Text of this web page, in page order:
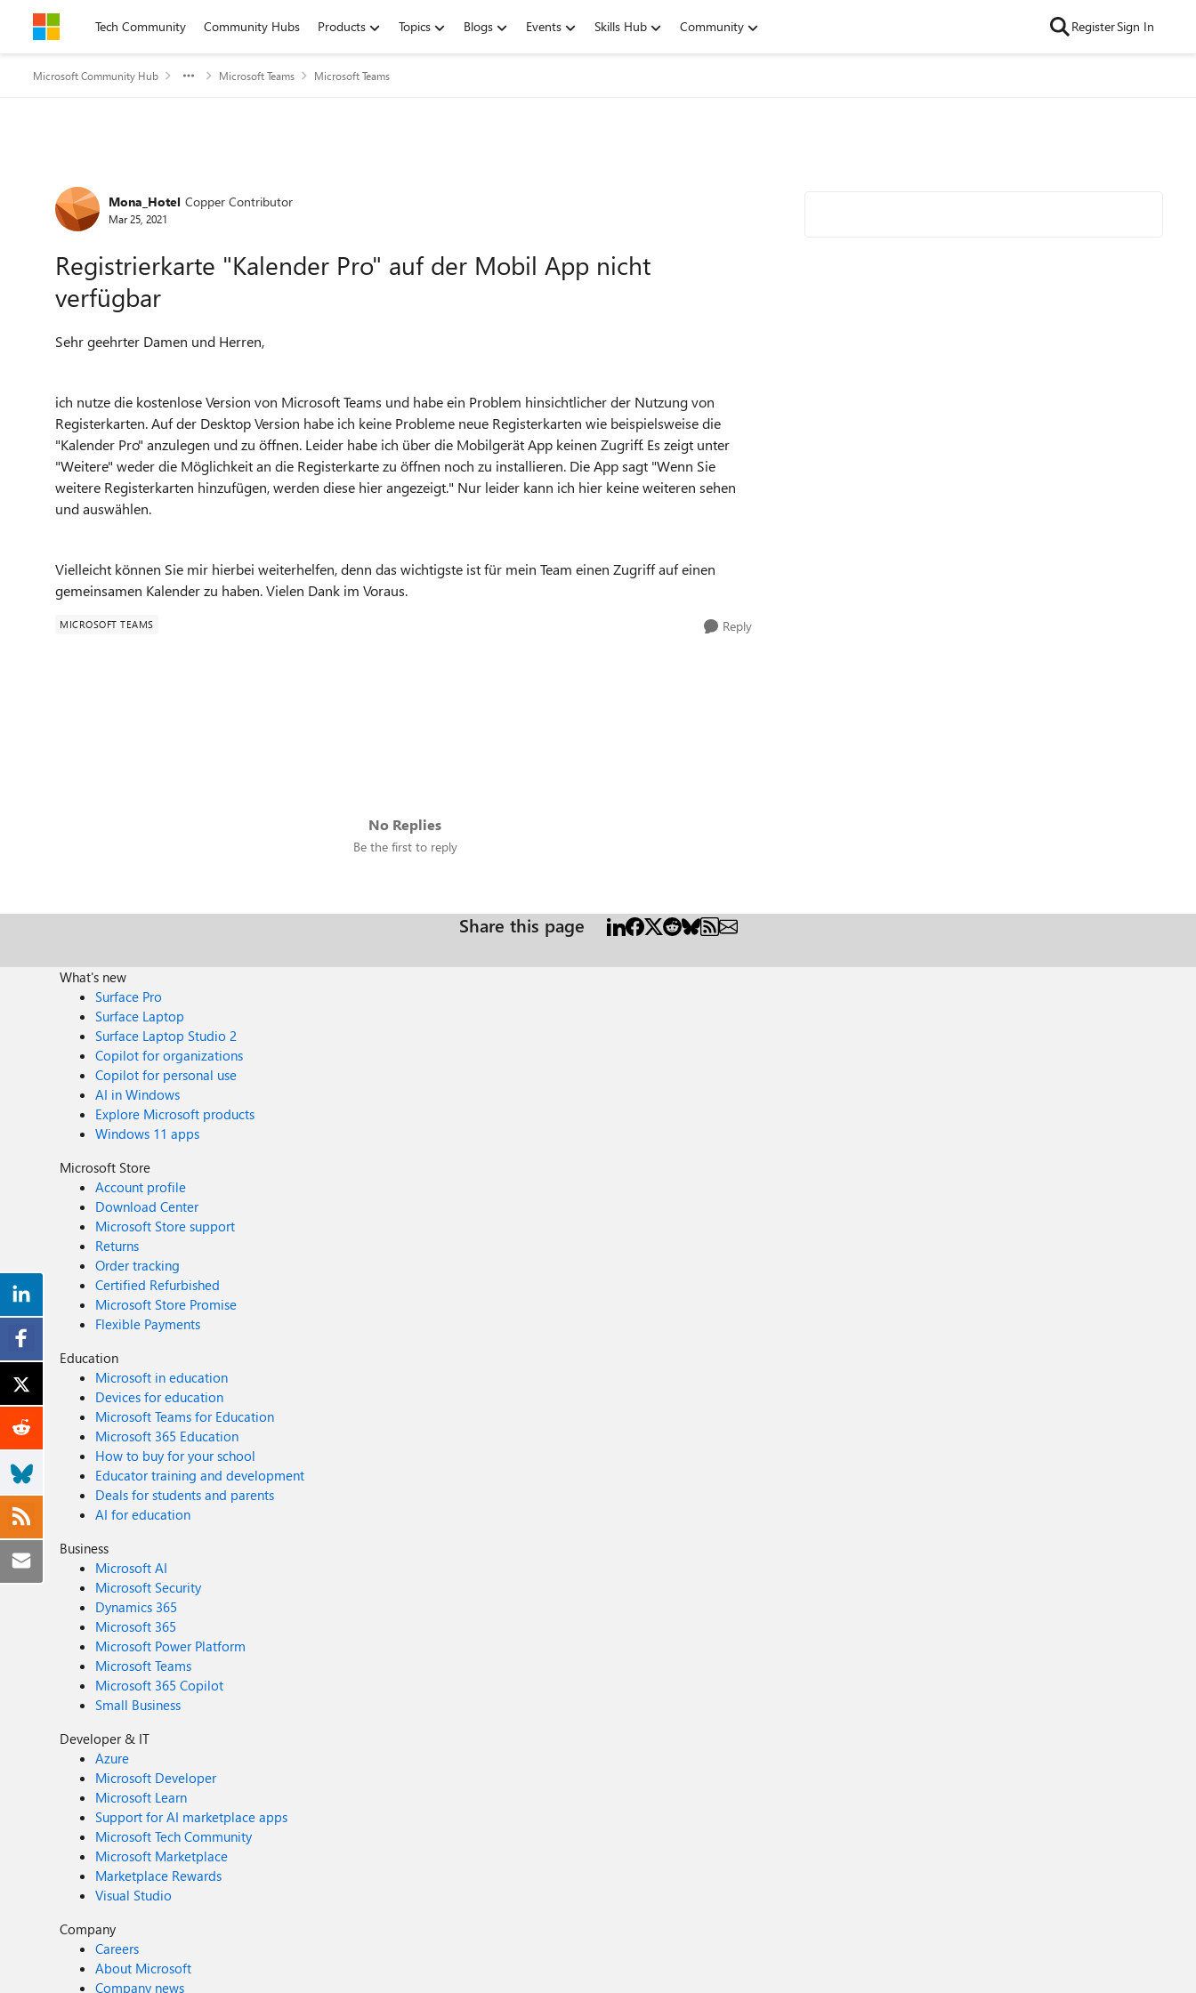
Skip to contentTech Community Community Hubs Products Topics Blogs Events Skills Hub Community RegisterSign In
Microsoft Community Hub Microsoft Teams Microsoft Teams
Forum Discussion
Mona_Hotel Copper Contributor
Mar 25, 2021
Registrierkarte "Kalender Pro" auf der Mobil App nicht
verfügbar
Sehr geehrter Damen und Herren,
ich nutze die kostenlose Version von Microsoft Teams und habe ein Problem hinsichtlicher der Nutzung von
Registerkarten. Auf der Desktop Version habe ich keine Probleme neue Registerkarten wie beispielsweise die
"Kalender Pro" anzulegen und zu öffnen. Leider habe ich über die Mobilgerät App keinen Zugriff. Es zeigt unter
"Weitere" weder die Möglichkeit an die Registerkarte zu öffnen noch zu installieren. Die App sagt "Wenn Sie
weitere Registerkarten hinzufügen, werden diese hier angezeigt." Nur leider kann ich hier keine weiteren sehen
und auswählen.
Vielleicht können Sie mir hierbei weiterhelfen, denn das wichtigste ist für mein Team einen Zugriff auf einen
gemeinsamen Kalender zu haben. Vielen Dank im Voraus.
MICROSOFT TEAMS Reply
No Replies
Be the first to reply
Share this page
What's new
Surface Pro
Surface Laptop
Surface Laptop Studio 2
Copilot for organizations
Copilot for personal use
AI in Windows
Explore Microsoft products
Windows 11 apps
Microsoft Store
Account profile
Download Center
Microsoft Store support
Returns
Order tracking
Certified Refurbished
Microsoft Store Promise
Flexible Payments
Education
Microsoft in education
Devices for education
Microsoft Teams for Education
Microsoft 365 Education
How to buy for your school
Educator training and development
Deals for students and parents
AI for education
Business
Microsoft AI
Microsoft Security
Dynamics 365
Microsoft 365
Microsoft Power Platform
Microsoft Teams
Microsoft 365 Copilot
Small Business
Developer & IT
Azure
Microsoft Developer
Microsoft Learn
Support for AI marketplace apps
Microsoft Tech Community
Microsoft Marketplace
Marketplace Rewards
Visual Studio
Company
Careers
About Microsoft
Company news